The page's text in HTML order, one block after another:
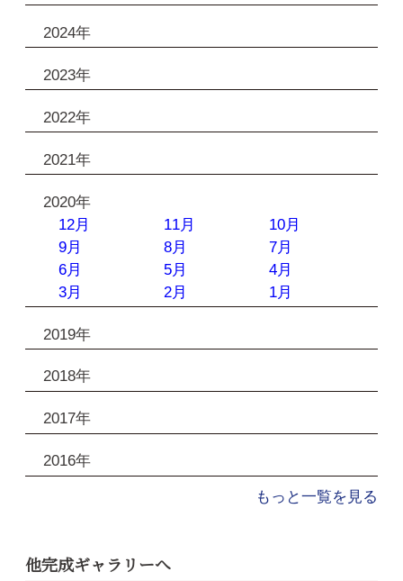
2024年
2023年
2022年
2021年
2020年
12月
11月
10月
9月
8月
7月
6月
5月
4月
3月
2月 1月
2019年
2018年
2017年
2016年
もっと一覧を見る
他完成ギャラリーへ